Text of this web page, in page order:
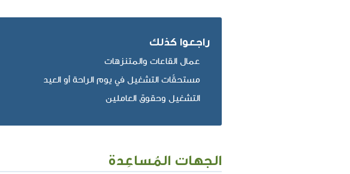
راجعوا كذلك
عمال القاعات والمتنزهات
مستحقّات التشغيل في يوم الراحة أو العيد
التشغيل وحقوق العاملين
الجهات المُساعِدة